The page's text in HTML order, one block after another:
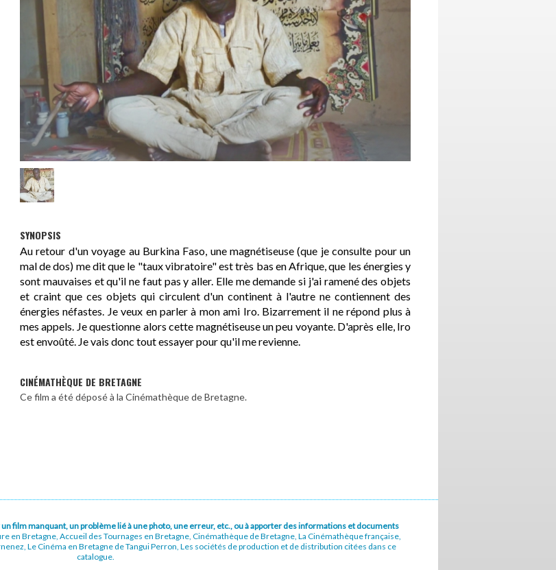
SYNOPSIS
Au retour d'un voyage au Burkina Faso, une magnétiseuse (que je consulte pour un
mal de dos) me dit que le "taux vibratoire" est très bas en Afrique, que les énergies y
sont mauvaises et qu'il ne faut pas y aller. Elle me demande si j'ai ramené des objets
et craint que ces objets qui circulent d'un continent à l'autre ne contiennent des
énergies néfastes. Je veux en parler à mon ami Iro. Bizarrement il ne répond plus à
mes appels. Je questionne alors cette magnétiseuse un peu voyante. D'après elle, Iro
est envoûté. Je vais donc tout essayer pour qu'il me revienne.
CINÉMATHÈQUE DE BRETAGNE
Ce film a été déposé à la Cinémathèque de Bretagne.
film manquant, un problème lié à une photo, une erreur, etc., ou à apporter des informations et documents
en Bretagne, Accueil des Tournages en Bretagne, Cinémathèque de Bretagne, La Cinémathèque française,
Le Cinéma en Bretagne de Tangui Perron, Les sociétés de production et de distribution citées dans ce
catalogue.